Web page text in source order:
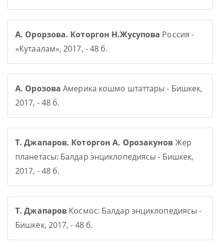
А. Орорзова. Которгон Н.Жусупова Россия -
«Кутаалам», 2017, - 48 б.
А. Орозова Америка кошмо штаттары - Бишкек,
2017, - 48 б.
Т. Джапаров. Которгон А. Орозакунов Жер
планетасы: Балдар энциклопедиясы - Бишкек,
2017, - 48 б.
Т. Джапаров Космос: Балдар энциклопедиясы -
Бишкек, 2017, - 48 б.